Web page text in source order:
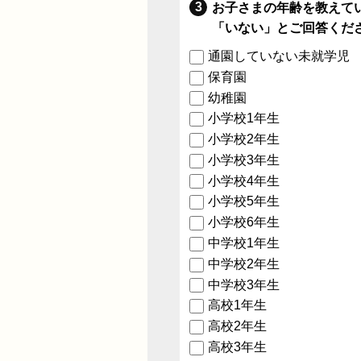
お子さまの年齢を教えて
「いない」とご回答くだ
通園していない未就学児
保育園
幼稚園
小学校1年生
小学校2年生
小学校3年生
小学校4年生
小学校5年生
小学校6年生
中学校1年生
中学校2年生
中学校3年生
高校1年生
高校2年生
高校3年生